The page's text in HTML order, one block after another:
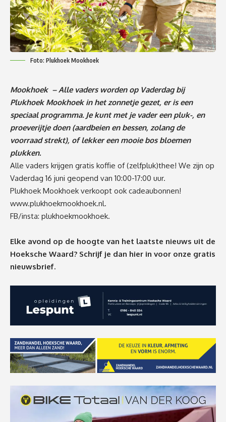
Foto: Plukhoek Mookhoek
Mookhoek – Alle vaders worden op Vaderdag bij
Plukhoek Mookhoek in het zonnetje gezet, er is een
speciaal programma. Je kunt met je vader een pluk-, en
proeverijtje doen (aardbeien en bessen, zolang de
voorraad strekt), of lekker een mooie bos bloemen
plukken.
Alle vaders krijgen gratis koffie of (zelfpluk)thee! We zijn op
Vaderdag 16 juni geopend van 10:00-17:00 uur.
Plukhoek Mookhoek verkoopt ook cadeaubonnen!
www.plukhoekmookhoek.nl.
FB/insta: plukhoekmookhoek.
Elke avond op de hoogte van het laatste nieuws uit de
Hoeksche Waard? Schrijf je dan hier in voor onze gratis
nieuwsbrief.